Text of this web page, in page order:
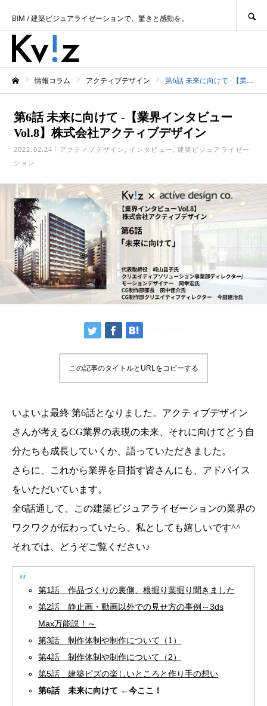
BIM / 建築ビジュアライゼーションで、驚きと感動を。
情報コラム アクティブデザイン 第6話 未来に向けて -【業界インタビュー Vol.8】株式会社アクティブデザイン
第6話 未来に向けて -【業界インタビュー
Vol.8】株式会社アクティブデザイン
2022.02.24 アクティブデザイン インタビュー
建築ビジュアライゼー
ション
この記事のタイトルとURLをコピーする
いよいよ最終 第6話となりました。アクティブデザイン
さんが考えるCG業界の表現の未来、それに向けてどう自
分たちも成長していくか、語っていただきました。
さらに、これから業界を目指す皆さんにも、アドバイス
をいただいています。
全6話通して、この建築ビジュアライゼーションの業界の
ワクワクが伝わっていたら、私としても嬉しいです^^
それでは、どうぞご覧ください♪
第1話 作品づくりの裏側、根掘り葉掘り聞きました
第2話 静止画・動画以外での見せ方の事例～3ds
Max万能説！～
第3話 制作体制や制作について（1）
第4話 制作体制や制作について（2）
第5話 建築ビズの楽しいところと作り手の想い
第6話 未来に向けて ←今ここ！